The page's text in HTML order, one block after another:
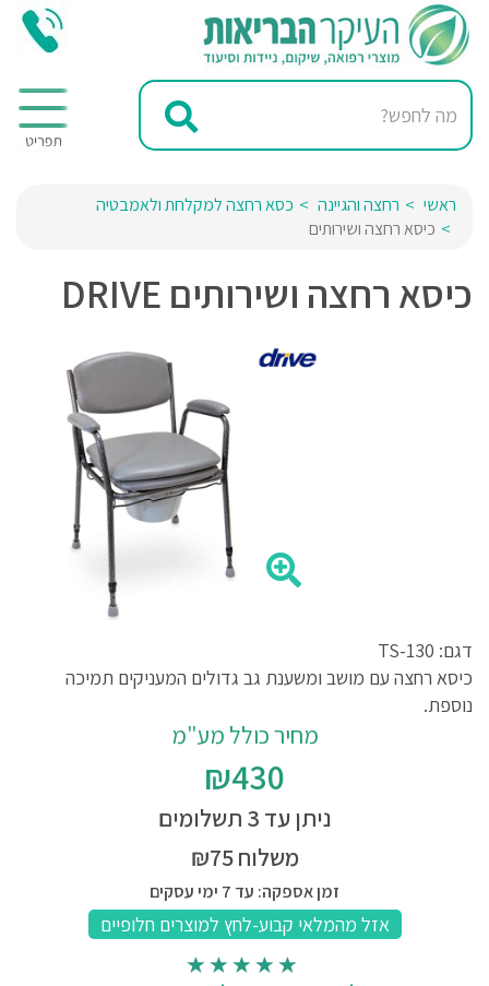
ראשי רחצה והגיינה
כסא רחצה למקלחת ולאמבטיה
כיסא רחצה ושירותים
כיסא רחצה ושירותים DRIVE
דגם: TS-130
כיסא רחצה עם מושב ומשענת גב גדולים המעניקים תמיכה
נוספת.
מחיר כולל מע"מ
₪430
ניתן עד 3 תשלומים
משלוח ₪75
זמן אספקה: עד 7 ימי עסקים